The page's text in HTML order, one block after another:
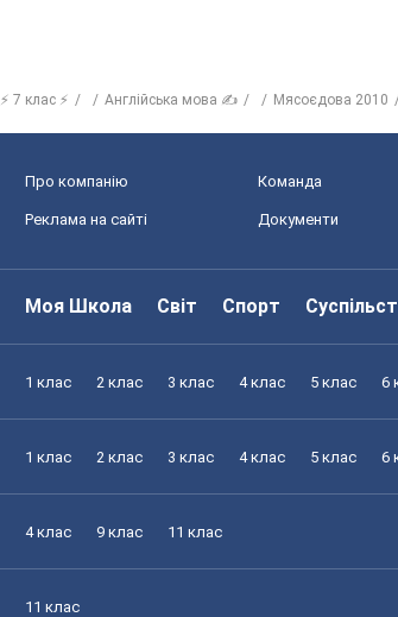
⚡ 7 клас ⚡ Англійська мова ✍ Мясоєдова 2010
Про компанію Команда
Реклама на сайті Документи
Моя Школа Світ Спорт
1 клас 2 клас 3 клас 4 клас 5 клас 6
1 клас 2 клас 3 клас 4 клас 5 клас 6
4 клас 9 клас 11 клас
11 клас